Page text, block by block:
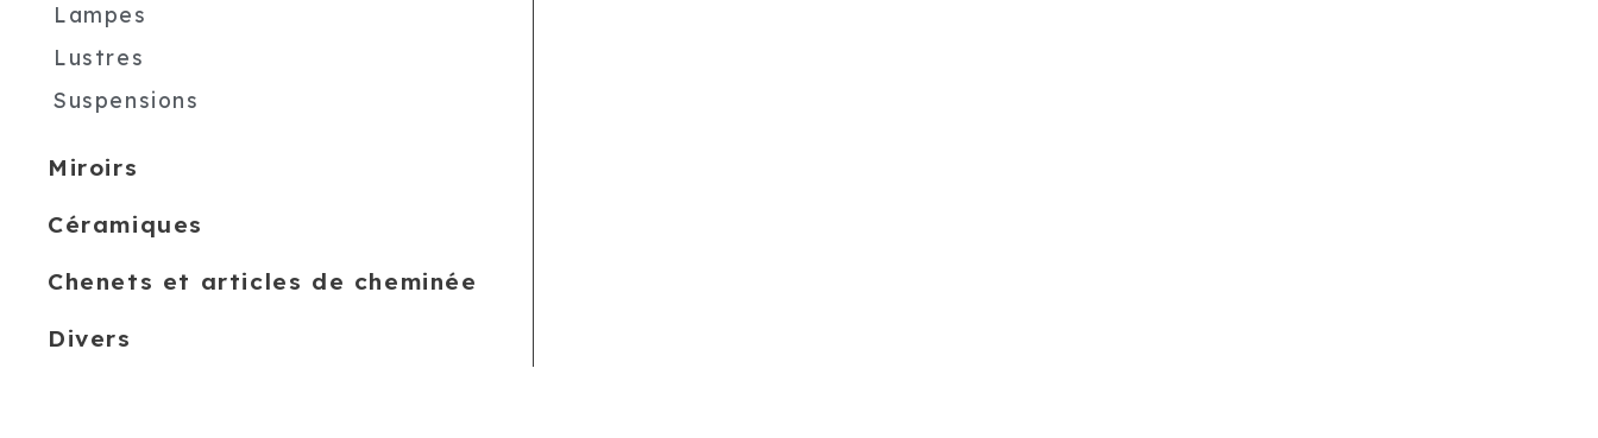
Lampes
Lustres
Suspensions
Miroirs
Céramiques
Chenets et articles de cheminée
Divers